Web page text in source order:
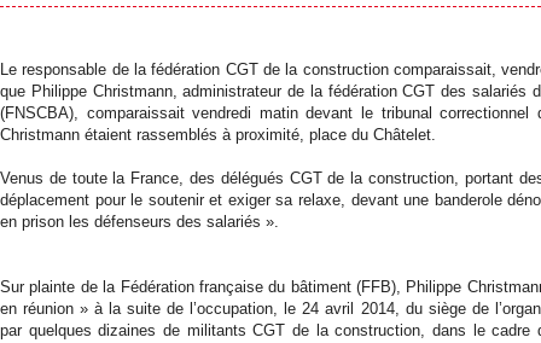
Le responsable de la fédération CGT de la construction comparaissait,
que Philippe Christmann, administrateur de la fédération CGT des salariés
(FNSCBA), comparaissait vendredi matin devant le tribunal
Christmann étaient rassemblés à proximité, place du Châtelet.
Venus de toute la France, des délégués CGT de la construction, portant
déplacement pour le soutenir et exiger sa relaxe, devant une banderole
en prison les défenseurs des salariés ».
Sur plainte de la Fédération française du bâtiment (FFB), Philippe
en réunion » à la suite de l’occupation, le 24 avril 2014, du siège de
par quelques dizaines de militants CGT de la construction, dans le cadre